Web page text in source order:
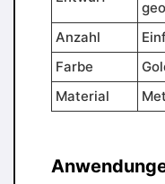
Anzahl
Farbe
Material